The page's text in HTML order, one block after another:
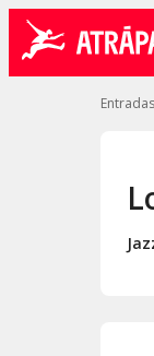
Entradas